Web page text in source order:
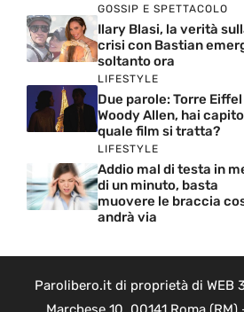
GOSSIP E SPETTACOLO
Ilary Blasi, la verità
crisi con Bastian
soltanto ora
LIFESTYLE
Due parole: Torre Eiffel
Woody Allen, hai
quale film si tratta?
LIFESTYLE
Addio mal di testa in
di un minuto, basta
muovere le braccia
andrà via
Parolibero.it di proprietà di WEB